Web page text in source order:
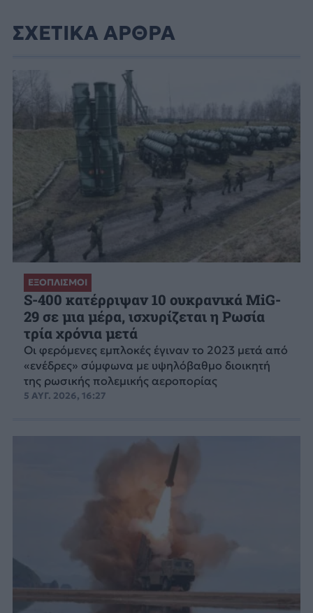
ΣΧΕΤΙΚΑ ΑΡΘΡΑ
ΕΞΟΠΛΙΣΜΟΙ
S-400 κατέρριψαν 10 ουκρανικά MiG-
29 σε μια μέρα, ισχυρίζεται η Ρωσία
τρία χρόνια μετά
Οι φερόμενες εμπλοκές έγιναν το 2023 μετά από
«ενέδρες» σύμφωνα με υψηλόβαθμο διοικητή
της ρωσικής πολεμικής αεροπορίας
5 ΑΥΓ. 2026, 16:27